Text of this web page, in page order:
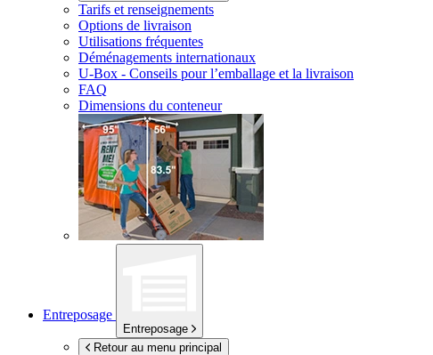
Tarifs et renseignements
Options de livraison
Utilisations fréquentes
Déménagements internationaux
U-Box - Conseils pour l’emballage et la livraison
FAQ
Dimensions du conteneur
Entreposage
Entreposage
Retour au menu principal